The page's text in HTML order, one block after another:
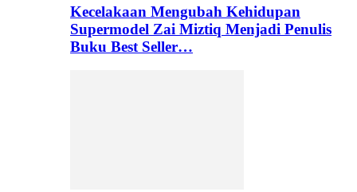
Kecelakaan Mengubah Kehidupan
Supermodel Zai Miztiq Menjadi Penulis
Buku Best Seller…